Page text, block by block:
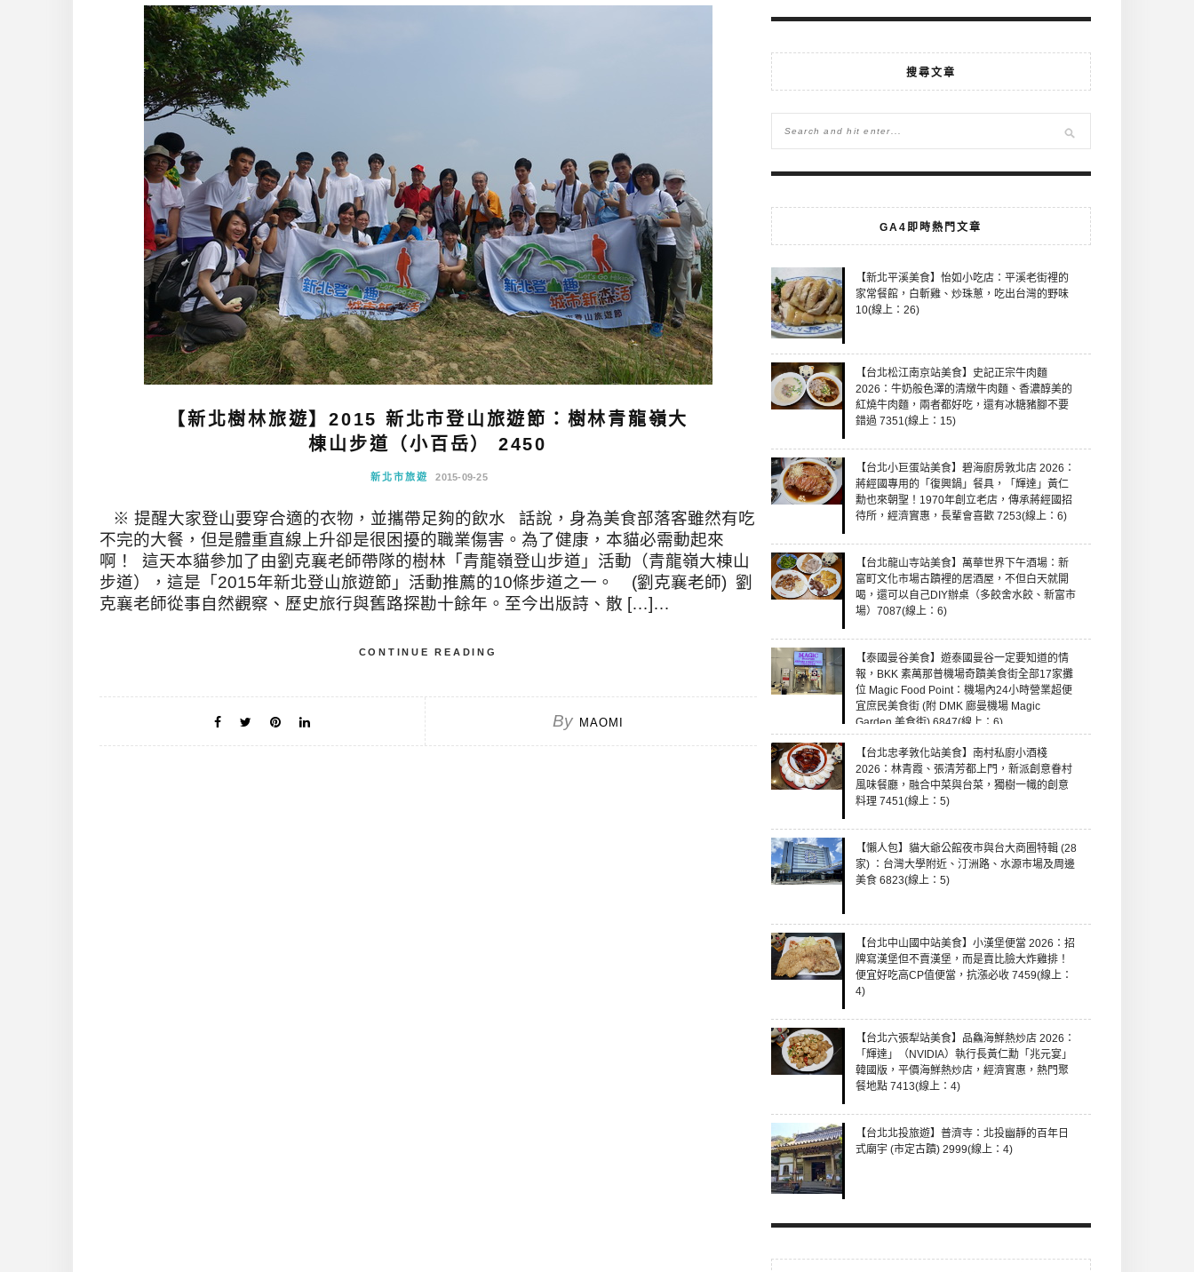
【新北樹林旅遊】2015 新北市登山旅遊節：樹林青龍嶺大
棟山步道（小百岳） 2450
新北市旅遊 2015-09-25
※ 提醒大家登山要穿合適的衣物，並攜帶足夠的飲水 話說，身為美食部落客雖然有吃
不完的大餐，但是體重直線上升卻是很困擾的職業傷害。為了健康，本貓必需動起來
啊！ 這天本貓參加了由劉克襄老師帶隊的樹林「青龍嶺登山步道」活動（青龍嶺大棟山
步道），這是「2015年新北登山旅遊節」活動推薦的10條步道之一。 (劉克襄老師) 劉
克襄老師從事自然觀察、歷史旅行與舊路探勘十餘年。至今出版詩、散 […]…
CONTINUE READING
By MAOMI
搜尋文章
GA4即時熱門文章
【新北平溪美食】怡如小吃店：平溪老街裡的
家常餐館，白斬雞、炒珠蔥，吃出台灣的野味
10(線上：26)
【台北松江南京站美食】史記正宗牛肉麵
2026：牛奶般色澤的清燉牛肉麵、香濃醇美的
紅燒牛肉麵，兩者都好吃，還有冰糖豬腳不要
錯過 7351(線上：15)
【台北小巨蛋站美食】碧海廚房敦北店 2026：
蔣經國專用的「復興鍋」餐具，「輝達」黃仁
勳也來朝聖！1970年創立老店，傳承蔣經國招
待所，經濟實惠，長輩會喜歡 7253(線上：6)
【台北龍山寺站美食】萬華世界下午酒場：新
富町文化市場古蹟裡的居酒屋，不但白天就開
喝，還可以自己DIY辦桌（多餃舍水餃、新富市
場）7087(線上：6)
【泰國曼谷美食】遊泰國曼谷一定要知道的情
報，BKK 素萬那普機場奇蹟美食街全部17家攤
位 Magic Food Point：機場內24小時營業超便
宜庶民美食街 (附 DMK 廊曼機場 Magic
Garden 美食街) 6847(線上：6)
【台北忠孝敦化站美食】南村私廚小酒棧
2026：林青霞、張清芳都上門，新派創意眷村
風味餐廳，融合中菜與台菜，獨樹一幟的創意
料理 7451(線上：5)
【懶人包】貓大爺公館夜市與台大商圈特輯 (28
家) ：台灣大學附近、汀洲路、水源市場及周邊
美食 6823(線上：5)
【台北中山國中站美食】小漢堡便當 2026：招
牌寫漢堡但不賣漢堡，而是賣比臉大炸雞排！
便宜好吃高CP值便當，抗漲必收 7459(線上：
4)
【台北六張犁站美食】品鱻海鮮熱炒店 2026：
「輝達」（NVIDIA）執行長黃仁勳「兆元宴」
韓國版，平價海鮮熱炒店，經濟實惠，熱門聚
餐地點 7413(線上：4)
【台北北投旅遊】普濟寺：北投幽靜的百年日
式廟宇 (市定古蹟) 2999(線上：4)